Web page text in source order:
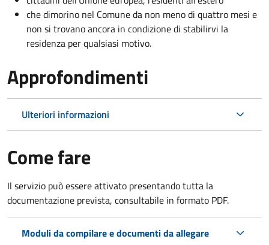
che dimorino nel Comune da non meno di quattro mesi e
non si trovano ancora in condizione di stabilirvi la
residenza per qualsiasi motivo.
Approfondimenti
Ulteriori informazioni
Come fare
Il servizio può essere attivato presentando tutta la
documentazione prevista, consultabile in formato PDF.
Moduli da compilare e documenti da allegare